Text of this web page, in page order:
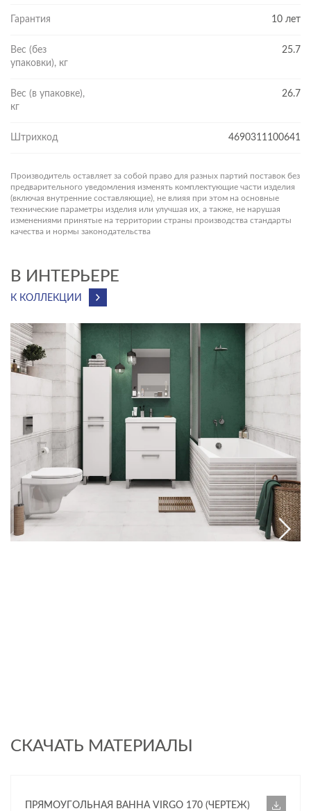
Гарантия 10 лет
Вес (без
упаковки), кг
25.7
Вес (в упаковке),
кг
26.7
Штрихкод 4690311100641
Производитель оставляет за собой право для разных партий поставок без
предварительного уведомления изменять комплектующие части изделия
(включая внутренние составляющие), не влияя при этом на основные
технические параметры изделия или улучшая их, а также, не нарушая
изменениями принятые на территории страны производства стандарты
качества и нормы законодательства
В ИНТЕРЬЕРЕ
К КОЛЛЕКЦИИ
СКАЧАТЬ МАТЕРИАЛЫ
ПРЯМОУГОЛЬНАЯ ВАННА VIRGO 170 (ЧЕРТЕЖ)